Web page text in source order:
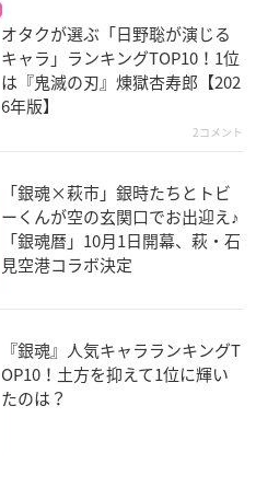
オタクが選ぶ「日野聡が演じる
キャラ」ランキングTOP10！1位
は『鬼滅の刃』煉󠄁獄杏寿郎【202
6年版】
2コメント
「銀魂×萩市」銀時たちとトビ
ーくんが空の玄関口でお出迎え♪
「銀魂暦」10月1日開幕、萩・石
見空港コラボ決定
『銀魂』人気キャラランキングT
OP10！土方を抑えて1位に輝い
たのは？